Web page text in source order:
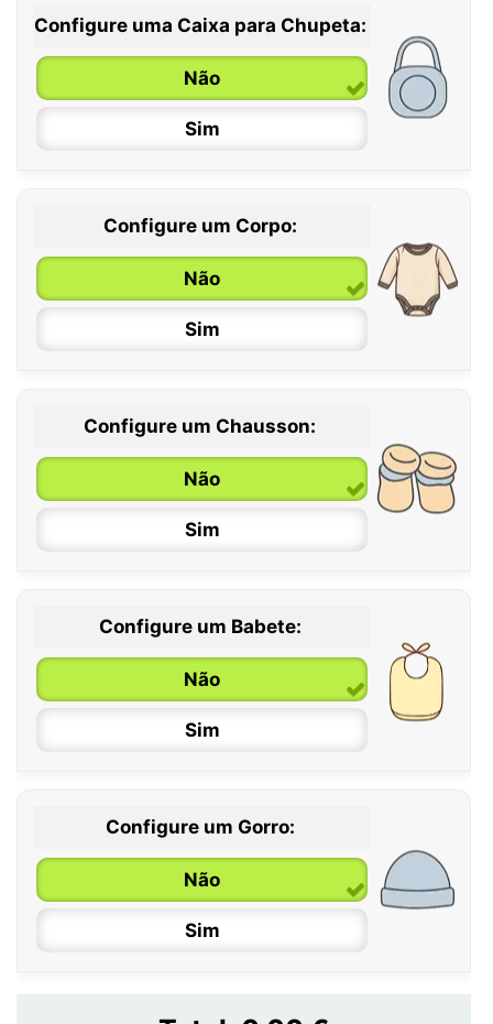
Configure uma Caixa para Chupeta:
Não
Sim
Configure um Corpo:
Não
Sim
0 / 6 meses
6 / 12 meses
12 / 18 meses
Configure um Chausson:
Não
Sim
Configure um Babete:
Não
Sim
Configure um Gorro:
Não
Sim